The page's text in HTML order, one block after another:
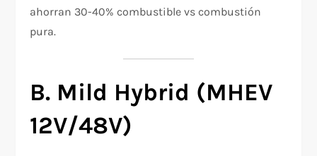
ahorran 30-40% combustible vs combustión
pura.
B. Mild Hybrid (MHEV
12V/48V)